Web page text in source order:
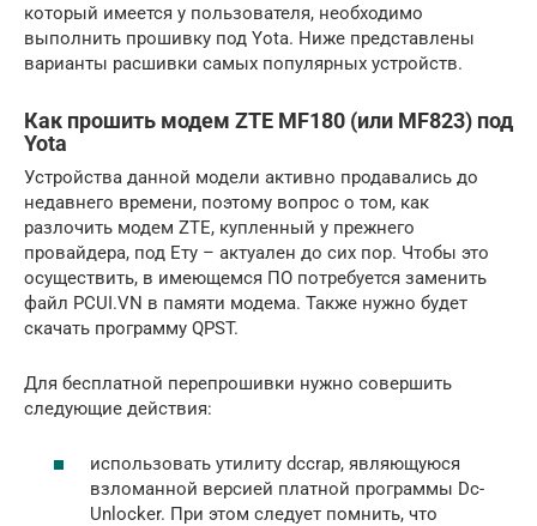
который имеется у пользователя, необходимо
выполнить прошивку под Yota. Ниже представлены
варианты расшивки самых популярных устройств.
Как прошить модем ZTE MF180 (или MF823) под
Yota
Устройства данной модели активно продавались до
недавнего времени, поэтому вопрос о том, как
разлочить модем ZTE, купленный у прежнего
провайдера, под Ету – актуален до сих пор. Чтобы это
осуществить, в имеющемся ПО потребуется заменить
файл PCUI.VN в памяти модема. Также нужно будет
скачать программу QPST.
Для бесплатной перепрошивки нужно совершить
следующие действия:
использовать утилиту dccrap, являющуюся
взломанной версией платной программы Dc-
Unlocker. При этом следует помнить, что